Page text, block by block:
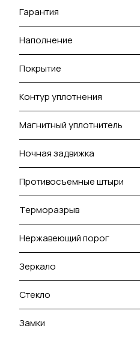
Гарантия
Наполнение
Покрытие
Контур уплотнения
Магнитный уплотнитель
Ночная задвижка
Противосъемные штыри
Терморазрыв
Нержавеющий порог
Зеркало
Стекло
Замки